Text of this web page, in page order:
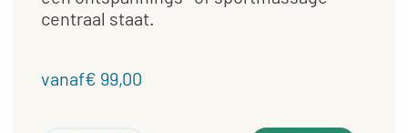
centraal staat.
vanaf€ 99,00